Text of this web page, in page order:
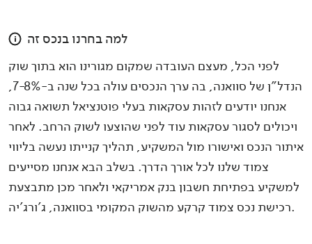
למה בחרנו בנכס זה
לפני הכל, מעצם העובדה שמקום מגורינו הוא בתוך שוק
הנדל”ן של סוואנה, בה ערך הנכסים עולה בכל שנה ב-7-8%,
אנחנו יודעים לזהות עסקאות בעלי פוטנציאל תשואה גבוה
ויכולים לסגור עסקאות עוד לפני שהוצעו לשוק הרחב. לאחר
איתור הנכס ואישורו מול המשקיע, תהליך קנייתו נעשה בליווי
צמוד שלנו לכל אורך הדרך. בשלב הבא אנחנו מסייעים
למשקיע בפתיחת חשבון בנק אמריקאי ולאחר מכן מתבצעת
רכישת נכס צמוד קרקע מהשוק המקומי בסוואנה, ג’ורג’יה.